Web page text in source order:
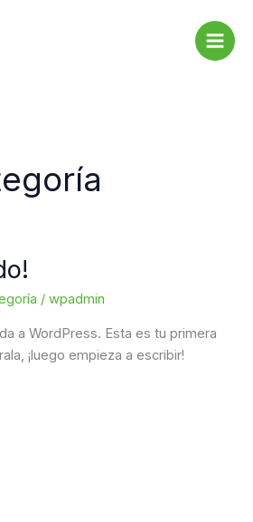
/wpadmin
a WordPress. Esta es tu primera
¡luego empieza a escribir!